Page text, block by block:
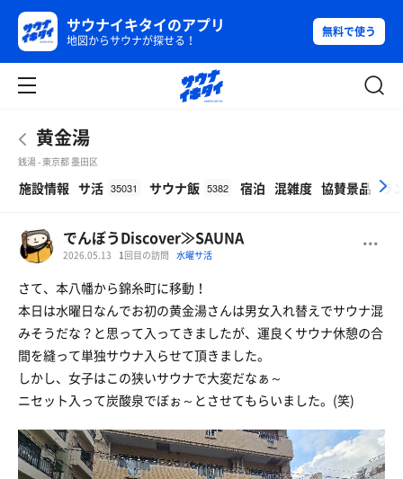
サウナイキタイのアプリ
地図からサウナが探せる！
無料で使う
黄金湯
銭湯 - 東京都 墨田区
施設情報 サ活 35031 サウナ飯 5382 宿泊 混雑度 協賛景品 ラ
でんぼうDiscover≫SAUNA
2026.05.13 1回目の訪問 水曜サ活
さて、本八幡から錦糸町に移動！
本日は水曜日なんでお初の黄金湯さんは男女入れ替えでサウナ混
みそうだな？と思って入ってきましたが、運良くサウナ休憩の合
間を縫って単独サウナ入らせて頂きました。
しかし、女子はこの狭いサウナで大変だなぁ～
ニセット入って炭酸泉でぼぉ～とさせてもらいました。(笑)